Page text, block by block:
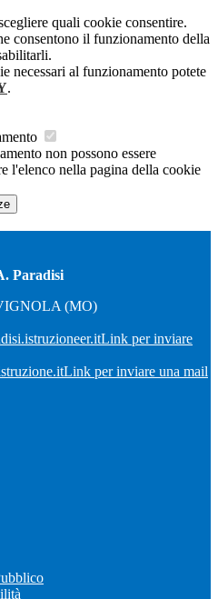
quali cookie consentire.
consentono il funzionamento della
necessari al funzionamento potete
.
non possono essere
l'elenco nella pagina della cookie
Paradisi
(MO)
Link per inviare
Link per inviare una mail